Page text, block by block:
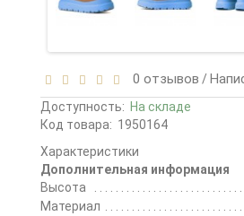
0 отзывов /
Доступность: На складе
Код товара: 1950164
Характеристики
Дополнительная информация
Высота
Материал